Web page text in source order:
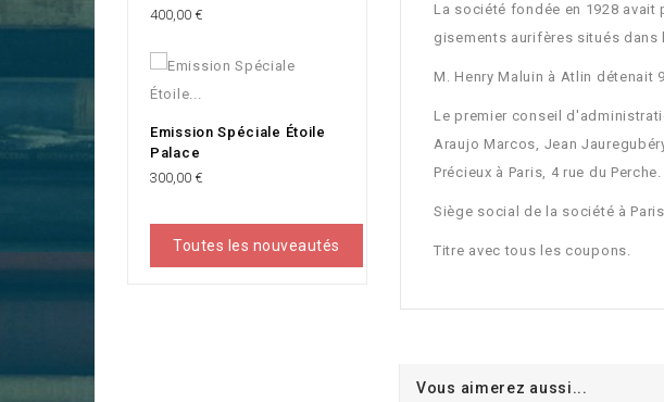
Prix
400,00 €
Emission Spéciale Étoile
Palace
Prix
300,00 €
Toutes les nouveautés
La société fondée en 1928
gisements aurifères situés
M. Henry Maluin à Atlin détenait
Le premier conseil
Araujo Marcos, Jean
Précieux à Paris, 4 rue du Perche.
Siège social de la société à
Titre avec tous les coupons.
Vous aimerez aussi...